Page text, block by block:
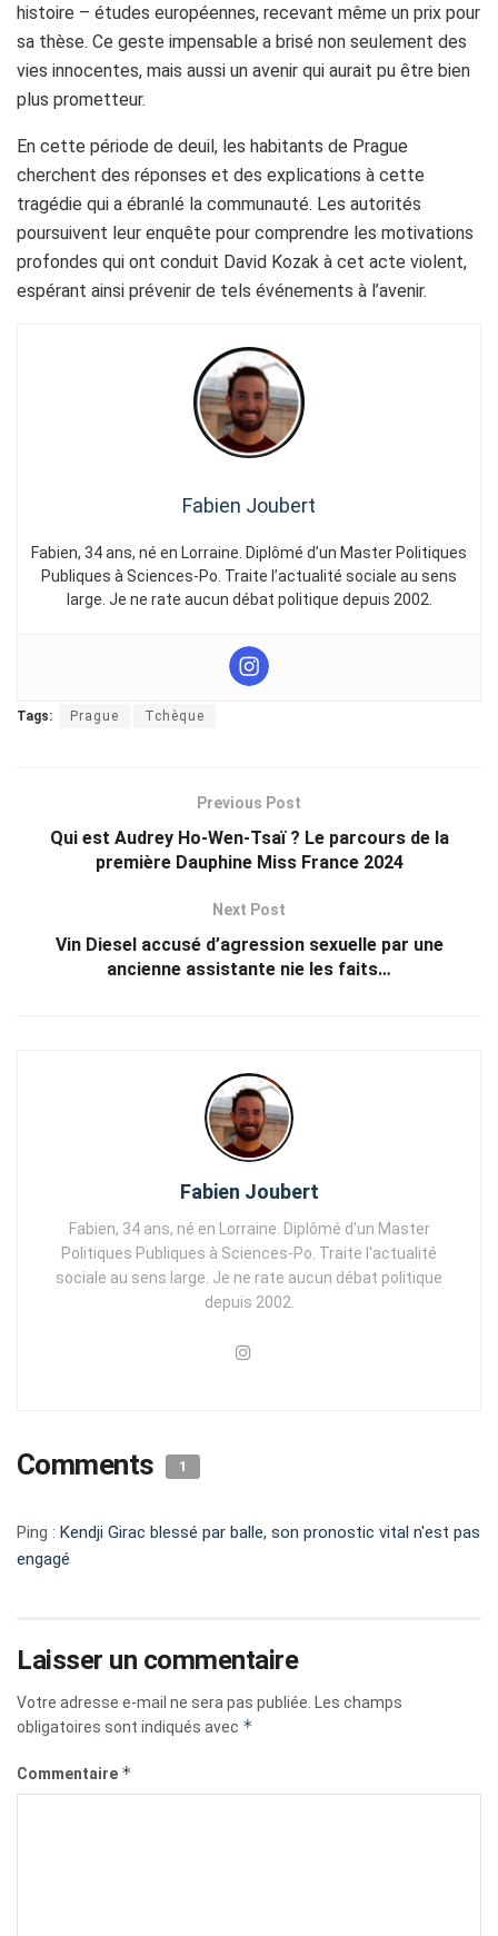
histoire – études européennes, recevant même un prix pour
sa thèse. Ce geste impensable a brisé non seulement des
vies innocentes, mais aussi un avenir qui aurait pu être bien
plus prometteur.
En cette période de deuil, les habitants de Prague
cherchent des réponses et des explications à cette
tragédie qui a ébranlé la communauté. Les autorités
poursuivent leur enquête pour comprendre les motivations
profondes qui ont conduit David Kozak à cet acte violent,
espérant ainsi prévenir de tels événements à l’avenir.
Fabien Joubert
Fabien, 34 ans, né en Lorraine. Diplômé d’un Master Politiques
Publiques à Sciences-Po. Traite l’actualité sociale au sens
large. Je ne rate aucun débat politique depuis 2002.
Tags: Prague Tchèque
Previous Post
Qui est Audrey Ho-Wen-Tsaï ? Le parcours de la
première Dauphine Miss France 2024
Next Post
Vin Diesel accusé d’agression sexuelle par une
ancienne assistante nie les faits…
Fabien Joubert
Fabien, 34 ans, né en Lorraine. Diplômé d'un Master
Politiques Publiques à Sciences-Po. Traite l'actualité
sociale au sens large. Je ne rate aucun débat politique
depuis 2002.
Comments 1
Ping : Kendji Girac blessé par balle, son pronostic vital n'est pas
engagé
Laisser un commentaire
Votre adresse e-mail ne sera pas publiée. Les champs
obligatoires sont indiqués avec *
Commentaire *